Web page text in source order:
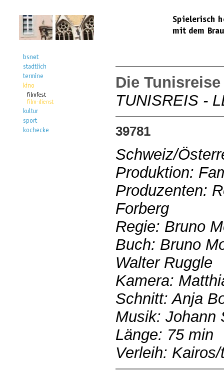
Die
TUNISREIS -
39781
Schweiz/
Produktion:
Produzenten:
Forberg
Regie: Bruno
Buch: Bruno
Walter Ruggle
Kamera:
Schnitt: Anja
Musik: Johann
Länge: 75 min
Verleih: